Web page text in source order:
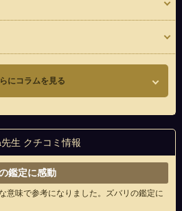
にコラムを見る
生 クチコミ情報
鑑定に感動
意味で参考になりました。ズバリの鑑定に